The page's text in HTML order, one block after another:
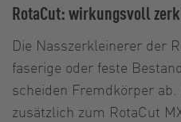
RotaCut: wirkungsvoll
Die Nasszerkleinerer der
faserige oder feste
scheiden Fremdkörper
zusätzlich zum RotaCut